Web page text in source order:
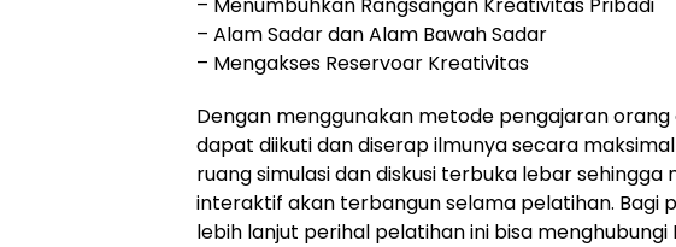
– Alam Sadar dan Alam Bawah Sadar
– Mengakses Reservoar Kreativitas
Dengan menggunakan metode pengajaran orang
dapat diikuti dan diserap ilmunya secara
ruang simulasi dan diskusi terbuka lebar
interaktif akan terbangun selama pelatihan. Bagi
lebih lanjut perihal pelatihan ini bisa menghubungi